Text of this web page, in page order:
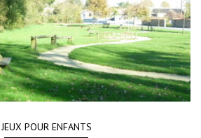
JEUX POUR ENFANTS